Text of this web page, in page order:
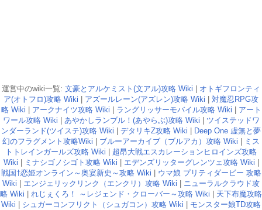
運営中のwiki一覧: 文豪とアルケミスト(文アル)攻略 Wiki
オトギフロンティ
ア(オトフロ)攻略 Wiki
アズールレーン(アズレン)攻略 Wiki
対魔忍RPG攻
略 Wiki
アークナイツ攻略 Wiki ラングリッサーモバイル攻略 Wiki
アート
ワール攻略 Wiki
あやかしランブル！(あやらぶ)攻略 Wiki
ツイステッドワ
ンダーランド(ツイステ)攻略 Wiki
デタリキZ攻略 Wiki
Deep One 虚無と夢
幻のフラグメント攻略Wiki
ブルーアーカイブ（ブルアカ）攻略 Wiki
ミス
トトレインガールズ攻略 Wiki
超昂大戦エスカレーションヒロインズ攻略
Wiki
ミナシゴノシゴト攻略 Wiki エデンズリッターグレンツェ攻略 Wiki
戦国†恋姫オンライン～奥宴新史～攻略 Wiki
ウマ娘 プリティダービー 攻略
Wiki
エンジェリックリンク（エンクリ）攻略 Wiki
ニューラルクラウド攻
略 Wiki
れじぇくろ！ ～レジェンド・クローバー～攻略 Wiki
天下布魔攻略
Wiki
シュガーコンフリクト（シュガコン）攻略 Wiki
モンスター娘TD攻略